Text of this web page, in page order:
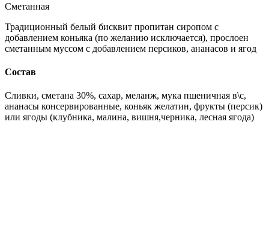
Сметанная
Традиционный белый бисквит пропитан сиропом с
добавлением коньяка (по желанию исключается), прослоен
сметанным муссом с добавлением персиков, ананасов и ягод
Состав
Сливки, сметана 30%, сахар, меланж, мука пшеничная в\с,
ананасы консервированные, коньяк желатин, фрукты (персик)
или ягоды (клубника, малина, вишня,черника, лесная ягода)